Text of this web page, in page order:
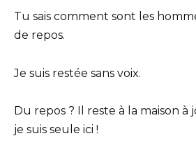
Tu sais comment sont les
de repos.
Je suis restée sans voix.
Du repos ? Il reste à la maison
je suis seule ici !